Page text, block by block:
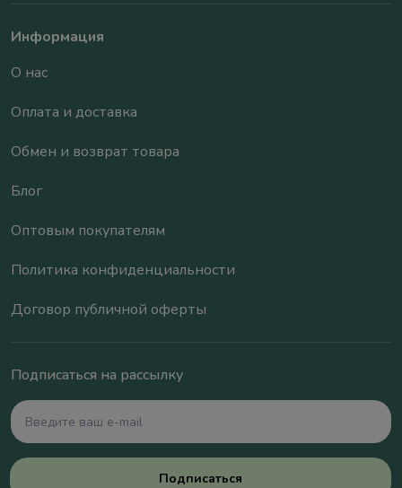
Информация
О нас
Оплата и доставка
Обмен и возврат товара
Блог
Оптовым покупателям
Политика конфиденциальности
Договор публичной оферты
Подписаться на рассылку
Подписаться